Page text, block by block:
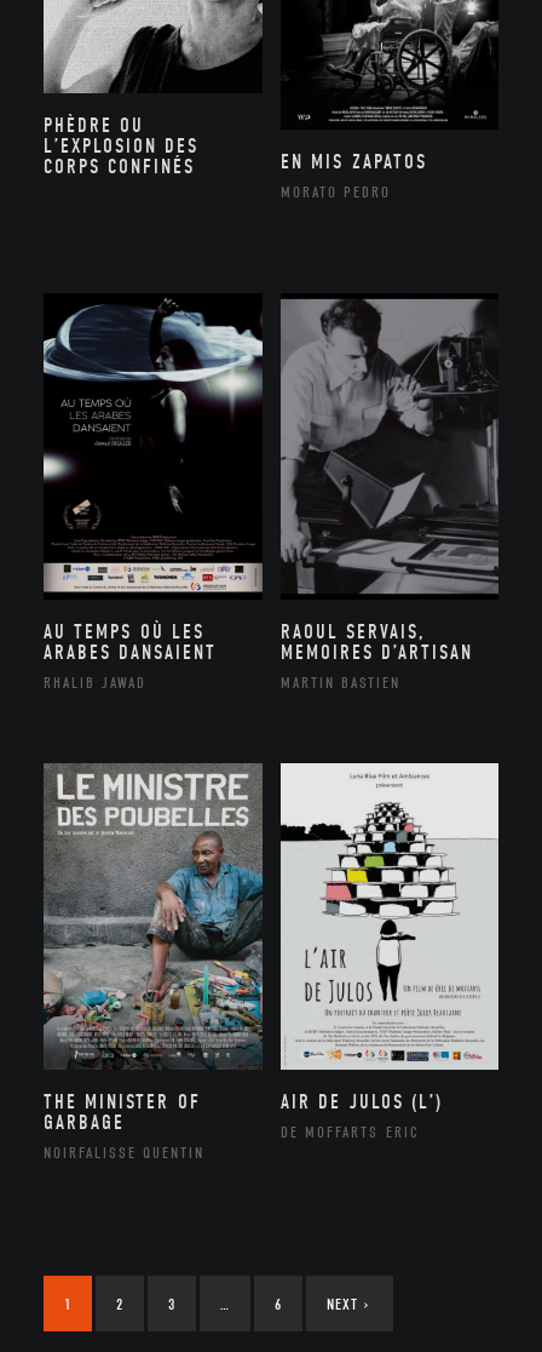
PHÈDRE OU
L’EXPLOSION DES
CORPS CONFINÉS
EN MIS ZAPATOS
MORATO PEDRO
AU TEMPS OÙ LES
ARABES DANSAIENT
RHALIB JAWAD
RAOUL SERVAIS,
MEMOIRES D’ARTISAN
MARTIN BASTIEN
THE MINISTER OF
GARBAGE
NOIRFALISSE QUENTIN
AIR DE JULOS (L’)
DE MOFFARTS ERIC
1 2 3 … 6 NEXT ›